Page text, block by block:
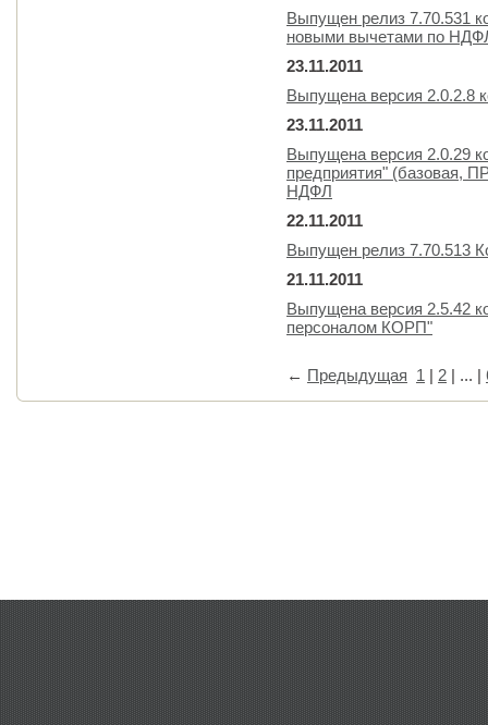
Выпущен релиз 7.70.531
новыми вычетами по
23.11.2011
Выпущена версия 2.0.2.8
23.11.2011
Выпущена версия 2.0.29
предприятия" (базовая,
НДФЛ
22.11.2011
Выпущен релиз 7.70.513
21.11.2011
Выпущена версия 2.5.42
персоналом КОРП"
← Предыдущая 1 | 2 | ... |